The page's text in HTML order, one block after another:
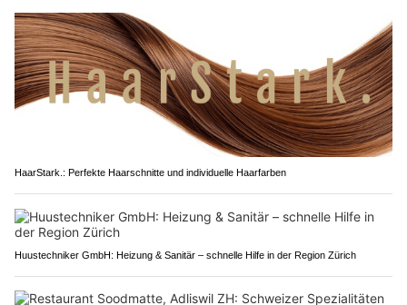
HaarStark.: Perfekte Haarschnitte und individuelle Haarfarben
Huustechniker GmbH: Heizung & Sanitär – schnelle Hilfe in der Region Zürich